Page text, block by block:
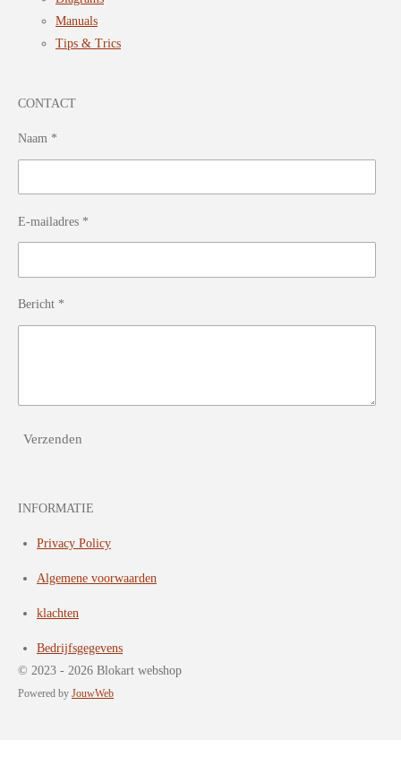
Manuals
Tips & Trics
CONTACT
Naam *
E-mailadres *
Bericht *
Verzenden
INFORMATIE
Privacy Policy
Algemene voorwaarden
klachten
Bedrijfsgegevens
© 2023 - 2026 Blokart webshop
Powered by JouwWeb